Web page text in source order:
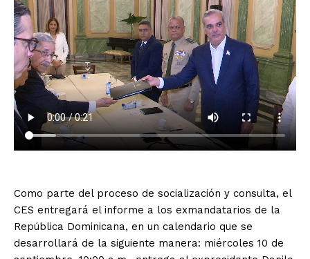
Como parte del proceso de socialización y consulta, el
CES entregará el informe a los exmandatarios de la
República Dominicana, en un calendario que se
desarrollará de la siguiente manera: miércoles 10 de